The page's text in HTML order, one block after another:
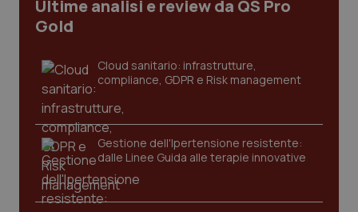
Ultime analisi e review da QS Pro
Gold
Cloud sanitario: infrastrutture,
compliance, GDPR e Risk management
Gestione dell'Ipertensione resistente:
dalle Linee Guida alle terapie innovative